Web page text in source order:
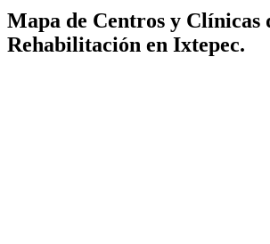
Mapa de Centros y Clínicas
Rehabilitación en Ixtepec.